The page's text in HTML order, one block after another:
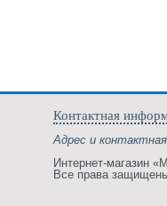
Контактная
Адрес и
Интернет-магазин
Все права